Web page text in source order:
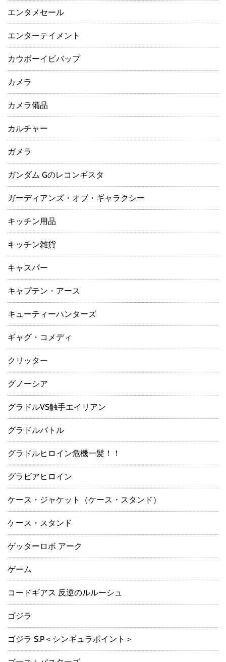
エンタメセール
エンターテイメント
カウボーイビバップ
カメラ
カメラ備品
カルチャー
ガメラ
ガンダム Gのレコンギスタ
ガーディアンズ・オブ・ギャラクシー
キッチン用品
キッチン雑貨
キャスパー
キャプテン・アース
キューティーハンターズ
ギャグ・コメディ
クリッター
グノーシア
グラドルVS触手エイリアン
グラドルバトル
グラドルヒロイン危機一髪！！
グラビアヒロイン
ケース・ジャケット（ケース・スタンド）
ケース・スタンド
ゲッターロボ アーク
ゲーム
コードギアス 反逆のルルーシュ
ゴジラ
ゴジラ S.P＜シンギュラポイント＞